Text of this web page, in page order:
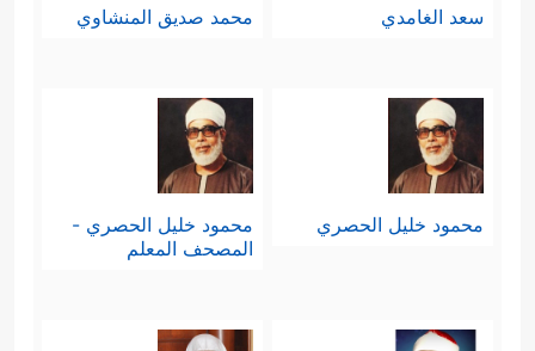
سعد الغامدي محمد صديق المنشاوي
محمود خليل الحصري
محمود خليل الحصري -
المصحف المعلم